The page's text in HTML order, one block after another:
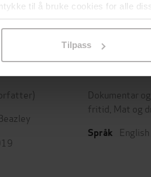
til å bruke cookies for alle
på «Tilpass». Du kan når som
Tilpass
Dokumentar
fritid Mat og
Språk English